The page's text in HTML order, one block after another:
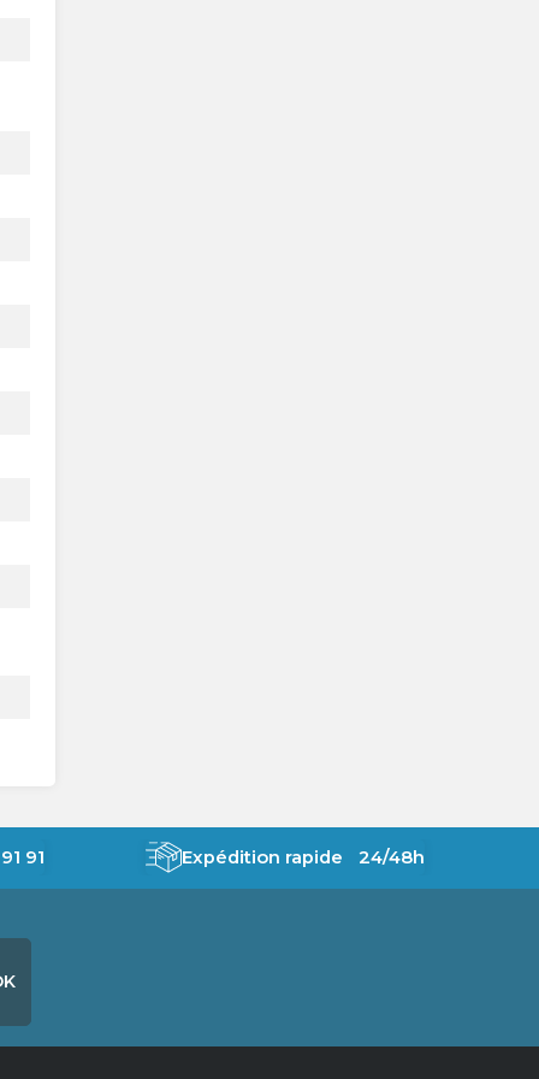
91 Expédition rapide 24/48h